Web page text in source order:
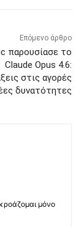
Επόμενο άρθρο
παρουσίασε το
Claude Opus 4.6:
στις αγορές
δυνατότητες
μόνο